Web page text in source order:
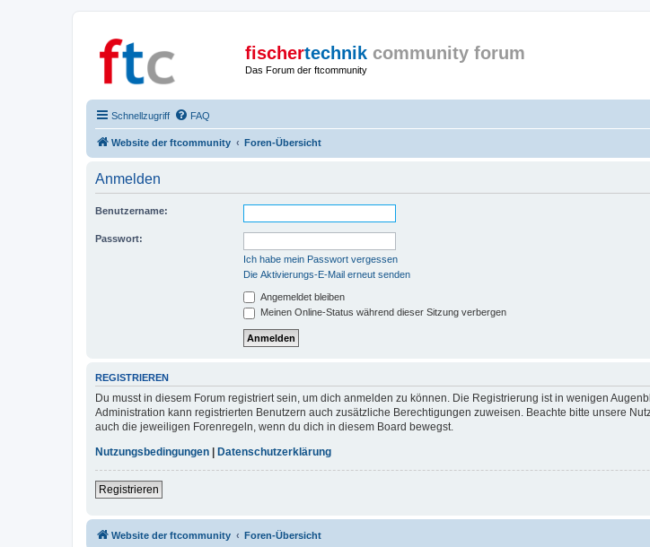
fischertechnik community forum
Das Forum der ftcommunity
Schnellzugriff FAQ
Website der ftcommunity Foren-Übersicht
Anmelden
Benutzername:
Passwort:
Ich habe mein Passwort vergessen
Die Aktivierungs-E-Mail erneut senden
Angemeldet bleiben
Meinen Online-Status während dieser Sitzung verbergen
REGISTRIEREN
Du musst in diesem Forum registriert sein, um dich anmelden zu können. Die Registrierung ist in wenigen
Administration kann registrierten Benutzern auch zusätzliche Berechtigungen zuweisen. Beachte bitte unsere
auch die jeweiligen Forenregeln, wenn du dich in diesem Board bewegst.
Nutzungsbedingungen
Datenschutzerklärung
Registrieren
Website der ftcommunity Foren-Übersicht